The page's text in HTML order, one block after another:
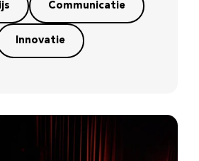
Communicatie
Innovatie